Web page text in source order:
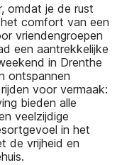
omdat je de rust
comfort van een
vriendengroepen
een aantrekkelijke
in Drenthe
ontspannen
voor vermaak:
bieden alle
veelzijdige
in het
de vrijheid en